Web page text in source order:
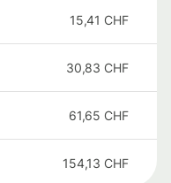
15,41 CHF
30,83 CHF
61,65 CHF
154,13 CHF